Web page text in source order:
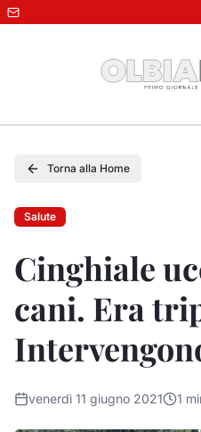
Torna alla Home
Salute
Cinghiale
cani. Era
venerdì 11 giugno 2021 1